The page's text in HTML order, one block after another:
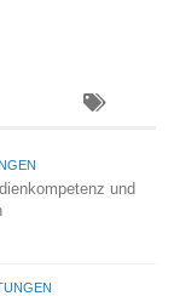
und